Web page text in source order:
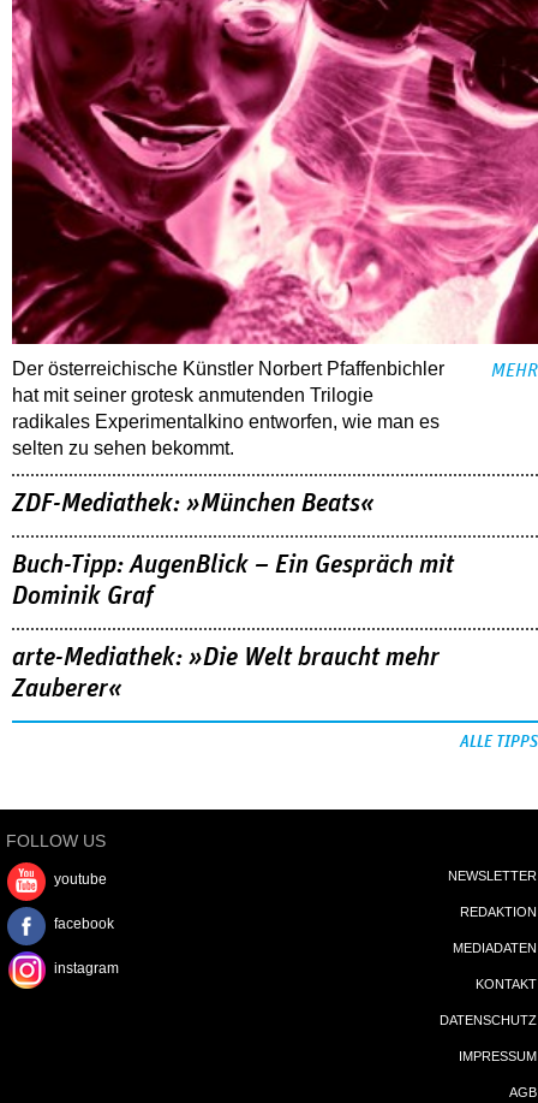
Der österreichische Künstler Norbert Pfaffenbichler
hat mit seiner grotesk anmutenden Trilogie
radikales Experimentalkino entworfen, wie man es
selten zu sehen bekommt.
MEHR
ZDF-Mediathek: »München Beats«
Buch-Tipp: AugenBlick – Ein Gespräch mit
Dominik Graf
arte-Mediathek: »Die Welt braucht mehr
Zauberer«
ALLE TIPPS
FOLLOW US
youtube
facebook
instagram
NEWSLETTER
REDAKTION
MEDIADATEN
KONTAKT
DATENSCHUTZ
IMPRESSUM
AGB